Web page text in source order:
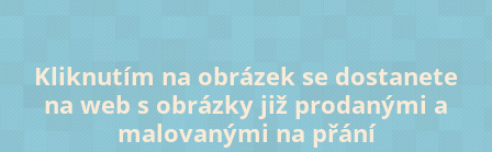
Kliknutím na obrázek se dostanete
na web s obrázky již prodanými a
malovanými na přání